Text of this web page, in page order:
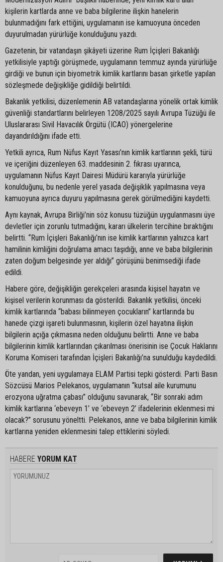
kişilerin kartlarda anne ve baba bilgilerine ilişkin hanelerin
bulunmadığını fark ettiğini, uygulamanın ise kamuoyuna önceden
duyurulmadan yürürlüğe konulduğunu yazdı.
Gazetenin, bir vatandaşın şikâyeti üzerine Rum İçişleri Bakanlığı
yetkilisiyle yaptığı görüşmede, uygulamanın temmuz ayında yürürlüğe
girdiği ve bunun için biyometrik kimlik kartlarını basan şirketle yapılan
sözleşmede değişikliğe gidildiği belirtildi.
Bakanlık yetkilisi, düzenlemenin AB vatandaşlarına yönelik ortak kimlik
güvenliği standartlarını belirleyen 1208/2025 sayılı Avrupa Tüzüğü ile
Uluslararası Sivil Havacılık Örgütü (ICAO) yönergelerine
dayandırıldığını ifade etti.
Yetkili ayrıca, Rum Nüfus Kayıt Yasası’nın kimlik kartlarının şekli, türü
ve içeriğini düzenleyen 63. maddesinin 2. fıkrası uyarınca,
uygulamanın Nüfus Kayıt Dairesi Müdürü kararıyla yürürlüğe
konulduğunu, bu nedenle yerel yasada değişiklik yapılmasına veya
kamuoyuna ayrıca duyuru yapılmasına gerek görülmediğini kaydetti.
Aynı kaynak, Avrupa Birliği’nin söz konusu tüzüğün uygulanmasını üye
devletler için zorunlu tutmadığını, kararı ülkelerin tercihine bıraktığını
belirtti. “Rum İçişleri Bakanlığı’nın ise kimlik kartlarının yalnızca kart
hamilinin kimliğini doğrulama amacı taşıdığı, anne ve baba bilgilerinin
zaten doğum belgesinde yer aldığı” görüşünü benimsediği ifade
edildi.
Habere göre, değişikliğin gerekçeleri arasında kişisel hayatın ve
kişisel verilerin korunması da gösterildi. Bakanlık yetkilisi, önceki
kimlik kartlarında “babası bilinmeyen çocukların” kartlarında bu
hanede çizgi işareti bulunmasının, kişilerin özel hayatına ilişkin
bilgilerin açığa çıkmasına neden olduğunu belirtti. Anne ve baba
bilgilerinin kimlik kartlarından çıkarılması önerisinin ise Çocuk Haklarını
Koruma Komiseri tarafından İçişleri Bakanlığı’na sunulduğu kaydedildi.
Öte yandan, yeni uygulamaya ELAM Partisi tepki gösterdi. Parti Basın
Sözcüsü Marios Pelekanos, uygulamanın “kutsal aile kurumunu
erozyona uğratma çabası” olduğunu savunarak, “Bir sonraki adım
kimlik kartlarına ‘ebeveyn 1’ ve ‘ebeveyn 2’ ifadelerinin eklenmesi mi
olacak?” sorusunu yöneltti. Pelekanos, anne ve baba bilgilerinin kimlik
kartlarına yeniden eklenmesini talep ettiklerini söyledi.
HABERE YORUM KAT